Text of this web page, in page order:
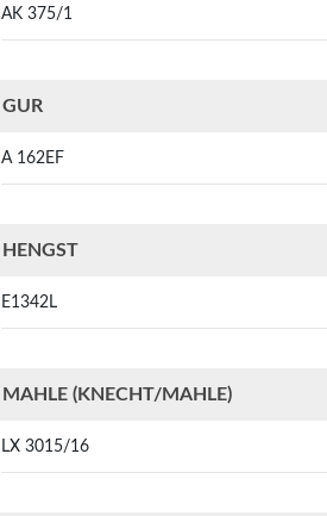
AK 375/1
GUR
A 162EF
HENGST
E1342L
MAHLE (KNECHT/MAHLE)
LX 3015/16